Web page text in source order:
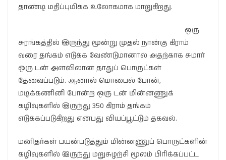
தாண்டி மதிப்புமிக்க உலோகமாக மாறுகிறது.
ஒரு
சுரங்கத்தில் இருந்து மூன்று முதல் நான்கு கிராம்
வரை தங்கம் எடுக்க வேண்டுமானால் அதற்காக சுமார்
ஒரு டன் அளவிலான தாதுப் பொருட்கள்
தேவைப்படும். ஆனால் மொபைல் போன்,
மடிக்கணினி போன்ற ஒரு டன் மின்னணுக்
கழிவுகளில் இருந்து 350 கிராம் தங்கம்
எடுக்கப்படுகிறது என்பது வியப்பூட்டும் தகவல்.
மனிதர்கள் பயன்படுத்தும் மின்னணுப் பொருட்களின்
கழிவுகளில் இருந்து மறுசுழற்சி மூலம் பிரிக்கப்பட்ட